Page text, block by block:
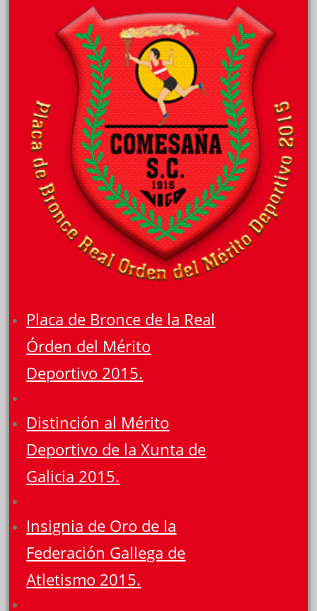
Placa de Bronce de la Real
Órden del Mérito
Deportivo 2015.
Distinción al Mérito
Deportivo de la Xunta de
Galicia 2015.
Insignia de Oro de la
Federación Gallega de
Atletismo 2015.